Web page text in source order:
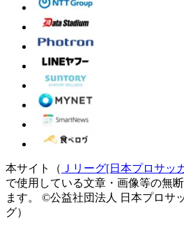
本サイト（ Ｊリーグ[日本プロサッ
で使用している文章・画像等の無
ます。
©公益社団法人 日本プロサ
グ）